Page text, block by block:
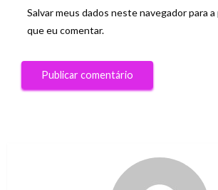
Salvar meus dados neste navegador para a
que eu comentar.